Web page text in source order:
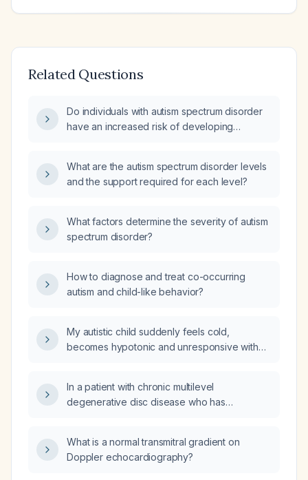
Related Questions
Do individuals with autism spectrum disorder
have an increased risk of developing
What are the autism spectrum disorder levels
and the support required for each level?
What factors determine the severity of autism
spectrum disorder?
How to diagnose and treat co-occurring
autism and child-like behavior?
My autistic child suddenly feels cold,
becomes hypotonic and unresponsive with
should I take?
In a patient with chronic multilevel
degenerative disc disease who has
activity, what is the likely cause of the back
pain and gastrointestinal symptoms, and are
What is a normal transmitral gradient on
Doppler echocardiography?